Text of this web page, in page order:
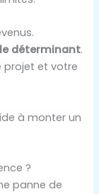
déterminant.
projet et votre
à monter un
?
panne de